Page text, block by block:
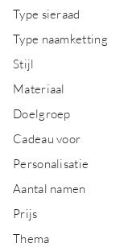
Type sieraad
Type naamketting
Stijl
Materiaal
Doelgroep
Cadeau voor
Personalisatie
Aantal namen
Prijs
Thema